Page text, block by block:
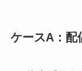
ケースA：配